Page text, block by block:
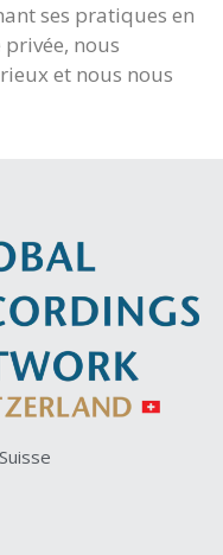
ses pratiques en
nous
et nous nous